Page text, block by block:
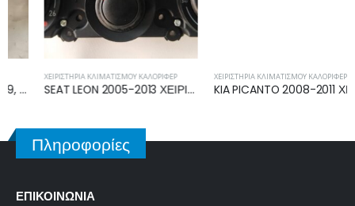
ΧΕΙΡΙΣΤΉΡΙΑ ΚΛΙΜΑΤΙΣΜΟΎ ΚΑΛΟΡΙΦΈΡ
SEAT LEON 2005-2013 ΧΕΙΡΙΣΤΗΡΙΟ ΚΑΛΟΡΙΦΕΡ ΚΛΙΜΑΤΙΣΜΟΥ 5P0820047K
ΧΕΙΡΙΣΤΉΡΙΑ ΚΛΙΜΑΤΙΣΜΟΎ ΚΑΛΟΡΙΦΈΡ
KIA PICANTO 2008-2011 ΧΕΙΡΙΣΤΗΡΙΟ ΚΑΛΟΡΙΦΕΡ ΚΛΙΜΑΤΙΣΜΟΥ U134RMX
Πληροφορίες
ΕΠΙΚΟΙΝΩΝΊΑ